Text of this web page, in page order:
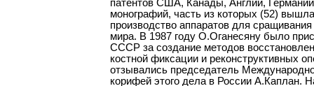
патентов США, Канады, Англии,
монографий, часть из которых (52)
производство аппаратов для
мира. В 1987 году О.Оганесяну было
СССР за создание методов
костной фиксации и реконструктивных
отзывались председатель
корифей этого дела в России А.Каплан.